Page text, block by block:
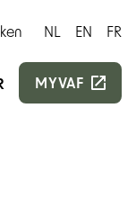
NL EN FR
MYVAF